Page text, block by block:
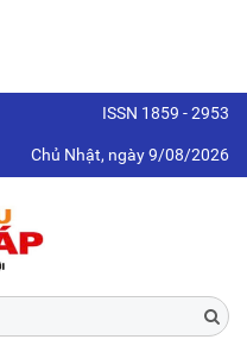
ISSN 1859 - 2953
Chủ Nhật, ngày 9/08/2026